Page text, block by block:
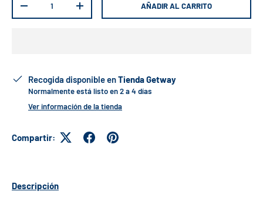
-
+ AÑADIR AL CARRITO
Recogida disponible enTienda Getway
Normalmente está listo en 2 a 4 días
Ver información de la tienda
Compartir:
Descripción